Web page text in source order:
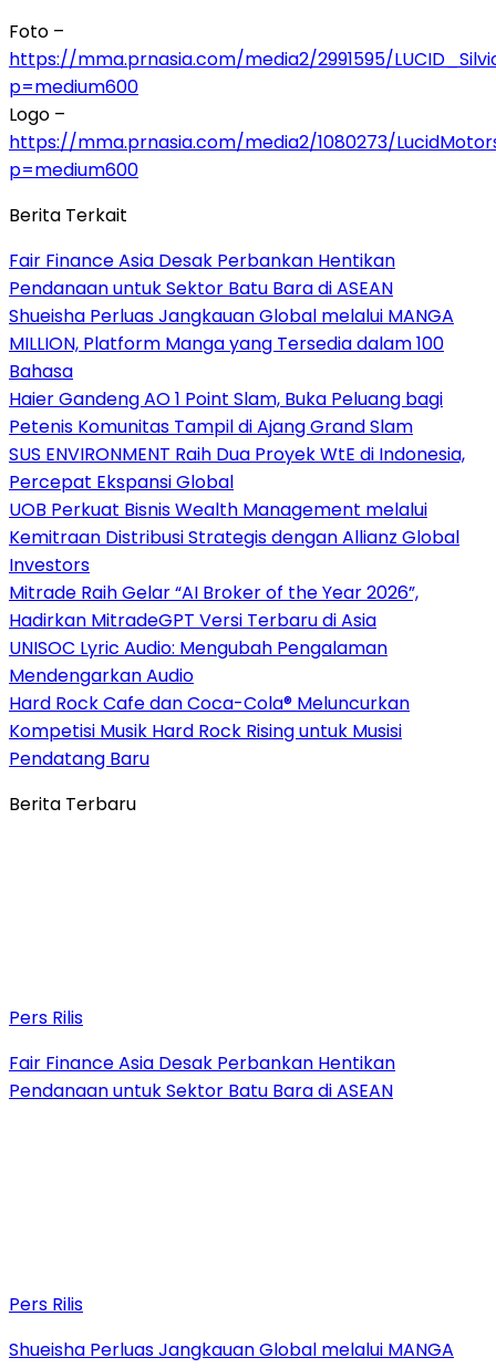
Foto –
https://mma.prnasia.com/media2/2991595/
p=medium600
Logo –
https://mma.prnasia.com/media2/1080273/
p=medium600
Berita Terkait
Fair Finance Asia Desak Perbankan Hentikan
Pendanaan untuk Sektor Batu Bara di ASEAN
Shueisha Perluas Jangkauan Global melalui MANGA
MILLION, Platform Manga yang Tersedia dalam 100
Bahasa
Haier Gandeng AO 1 Point Slam, Buka Peluang bagi
Petenis Komunitas Tampil di Ajang Grand Slam
SUS ENVIRONMENT Raih Dua Proyek WtE di Indonesia,
Percepat Ekspansi Global
UOB Perkuat Bisnis Wealth Management melalui
Kemitraan Distribusi Strategis dengan Allianz Global
Investors
Mitrade Raih Gelar “AI Broker of the Year 2026”,
Hadirkan MitradeGPT Versi Terbaru di Asia
UNISOC Lyric Audio: Mengubah Pengalaman
Mendengarkan Audio
Hard Rock Cafe dan Coca-Cola® Meluncurkan
Kompetisi Musik Hard Rock Rising untuk Musisi
Pendatang Baru
Berita Terbaru
Pers Rilis
Fair Finance Asia Desak Perbankan Hentikan
Pendanaan untuk Sektor Batu Bara di ASEAN
Pers Rilis
Shueisha Perluas Jangkauan Global melalui MANGA